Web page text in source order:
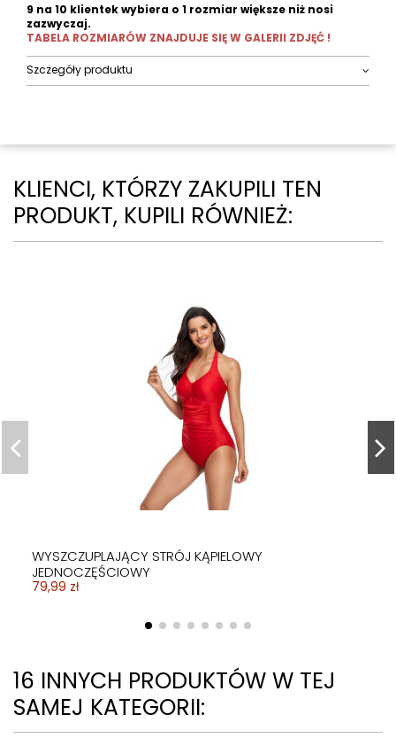
9 na 10 klientek wybiera o 1 rozmiar większe niż nosi
zazwyczaj.
TABELA ROZMIARÓW ZNAJDUJE SIĘ W GALERII ZDJĘĆ !
Szczegóły produktu
KLIENCI, KTÓRZY ZAKUPILI TEN
PRODUKT, KUPILI RÓWNIEŻ:
WYSZCZUPLAJĄCY STRÓJ KĄPIELOWY
JEDNOCZĘŚCIOWY
79,99 zł
16 INNYCH PRODUKTÓW W TEJ
SAMEJ KATEGORII: